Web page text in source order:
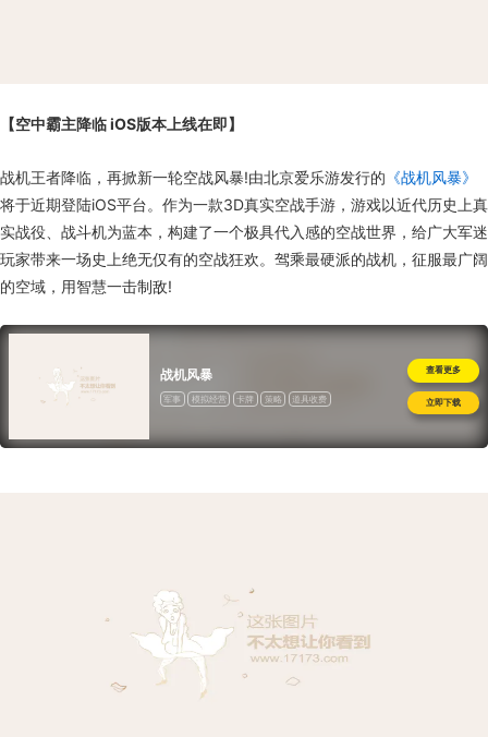
【空中霸主降临 iOS版本上线在即】
战机王者降临，再掀新一轮空战风暴!由北京爱乐游发行的 《战机风暴》
将于近期登陆iOS平台。作为一款3D真实空战手游，游戏以近代历史上真
实战役、战斗机为蓝本，构建了一个极具代入感的空战世界，给广大军迷
玩家带来一场史上绝无仅有的空战狂欢。驾乘最硬派的战机，征服最广阔
的空域，用智慧一击制敌!
战机风暴
军事 模拟经营 卡牌 策略 道具收费
查看更多
立即下载